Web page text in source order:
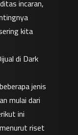
incaran,
kita
di Dark
jenis
mulai dari
ini
riset